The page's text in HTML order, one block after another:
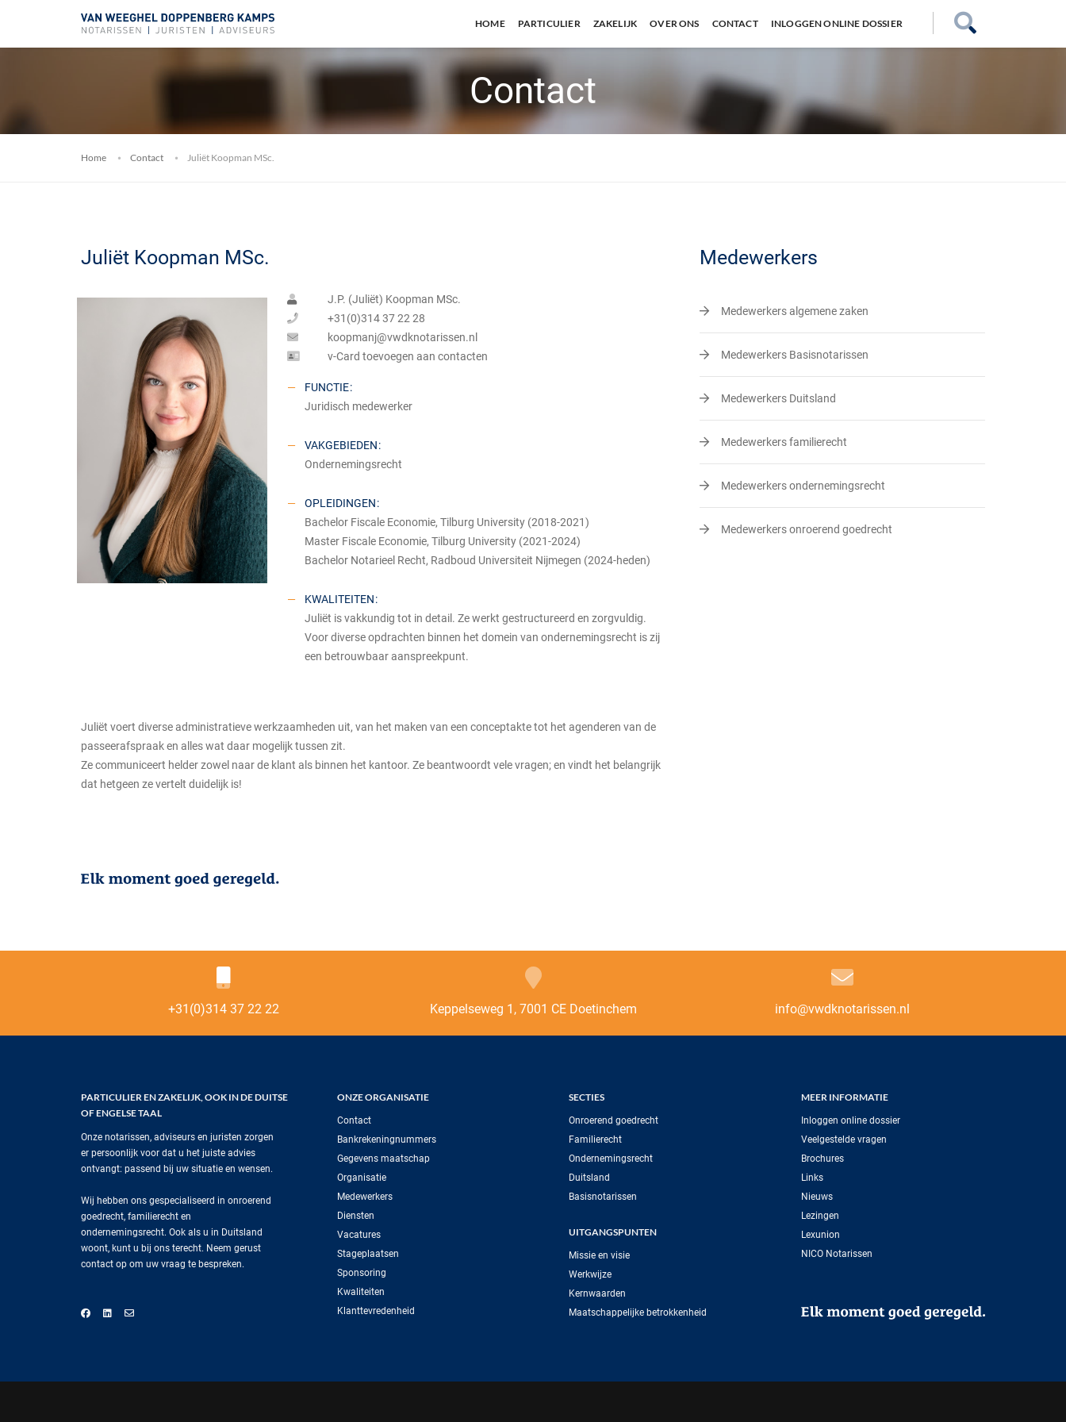
HOME PARTICULIER ZAKELIJK OVER ONS CONTACT INLOGGEN ONLINE DOSSIER
Contact
Home Contact Juliët Koopman MSc.
Juliët Koopman MSc.
J.P. (Juliët) Koopman MSc.
+31(0)314 37 22 28
koopmanj@vwdknotarissen.nl
v-Card toevoegen aan contacten
FUNCTIE:
Juridisch medewerker
VAKGEBIEDEN:
Ondernemingsrecht
OPLEIDINGEN:
Bachelor Fiscale Economie, Tilburg University (2018-2021)
Master Fiscale Economie, Tilburg University (2021-2024)
Bachelor Notarieel Recht, Radboud Universiteit Nijmegen (2024-heden)
KWALITEITEN:
Juliët is vakkundig tot in detail. Ze werkt gestructureerd en zorgvuldig.
Voor diverse opdrachten binnen het domein van ondernemingsrecht is zij
een betrouwbaar aanspreekpunt.
Juliët voert diverse administratieve werkzaamheden uit, van het maken van een conceptakte tot het agenderen van de
passeerafspraak en alles wat daar mogelijk tussen zit.
Ze communiceert helder zowel naar de klant als binnen het kantoor. Ze beantwoordt vele vragen; en vindt het belangrijk
dat hetgeen ze vertelt duidelijk is!
Medewerkers
Medewerkers algemene zaken
Medewerkers Basisnotarissen
Medewerkers Duitsland
Medewerkers familierecht
Medewerkers ondernemingsrecht
Medewerkers onroerend goedrecht
+31(0)314 37 22 22 Keppelseweg 1, 7001 CE Doetinchem info@vwdknotarissen.nl
PARTICULIER EN ZAKELIJK, OOK IN DE DUITSE
OF ENGELSE TAAL
Onze notarissen, adviseurs en juristen zorgen
er persoonlijk voor dat u het juiste advies
ontvangt: passend bij uw situatie en wensen.
Wij hebben ons gespecialiseerd in onroerend
goedrecht, familierecht en
ondernemingsrecht. Ook als u in Duitsland
woont, kunt u bij ons terecht. Neem gerust
contact op om uw vraag te bespreken.
ONZE ORGANISATIE
Contact
Bankrekeningnummers
Gegevens maatschap
Organisatie
Medewerkers
Diensten
Vacatures
Stageplaatsen
Sponsoring
Kwaliteiten
Klanttevredenheid
SECTIES
Onroerend goedrecht
Familierecht
Ondernemingsrecht
Duitsland
Basisnotarissen
UITGANGSPUNTEN
Missie en visie
Werkwijze
Kernwaarden
Maatschappelijke betrokkenheid
MEER INFORMATIE
Inloggen online dossier
Veelgestelde vragen
Brochures
Links
Nieuws
Lezingen
Lexunion
NICO Notarissen